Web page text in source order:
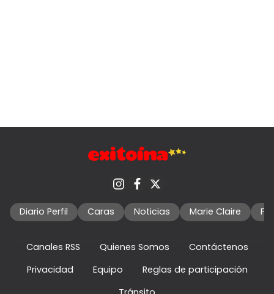
Diario Perfil Caras Noticias Marie Claire
Canales RSS Quienes Somos
Contáctenos
Privacidad
Equipo
Reglas de participación